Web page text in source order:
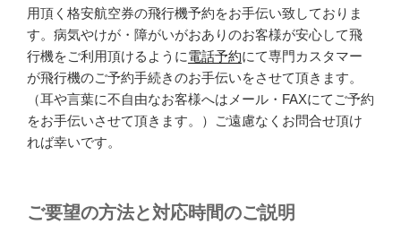
用頂く格安航空券の飛行機予約をお手伝い致しておりま
す。病気やけが・障がいがおありのお客様が安心して飛
行機をご利用頂けるように電話予約にて専門カスタマー
が飛行機のご予約手続きのお手伝いをさせて頂きます。
（耳や言葉に不自由なお客様へはメール・FAXにてご予約
をお手伝いさせて頂きます。）ご遠慮なくお問合せ頂け
れば幸いです。
ご要望の方法と対応時間のご説明